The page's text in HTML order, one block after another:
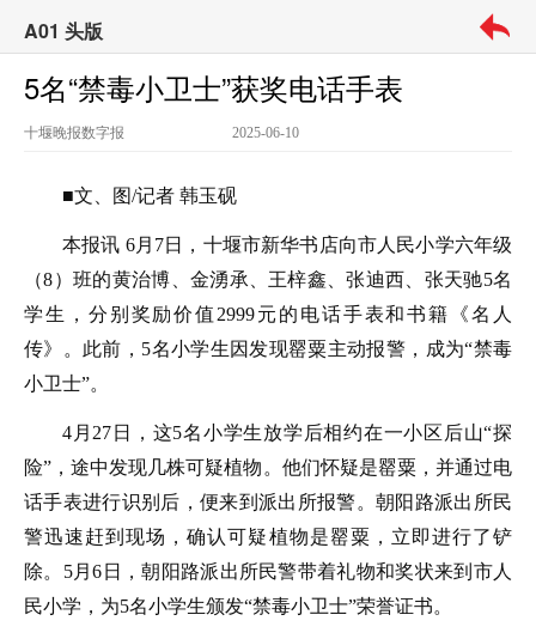
A01 头版
5名“禁毒小卫士”获奖电话手表
十堰晚报数字报 2025-06-10
■文、图/记者 韩玉砚
本报讯 6月7日，十堰市新华书店向市人民小学六年级
（8）班的黄治博、金湧承、王梓鑫、张迪西、张天驰5名
学生，分别奖励价值2999元的电话手表和书籍《名人
传》。此前，5名小学生因发现罂粟主动报警，成为“禁毒
小卫士”。
4月27日，这5名小学生放学后相约在一小区后山“探
险”，途中发现几株可疑植物。他们怀疑是罂粟，并通过电
话手表进行识别后，便来到派出所报警。朝阳路派出所民
警迅速赶到现场，确认可疑植物是罂粟，立即进行了铲
除。5月6日，朝阳路派出所民警带着礼物和奖状来到市人
民小学，为5名小学生颁发“禁毒小卫士”荣誉证书。